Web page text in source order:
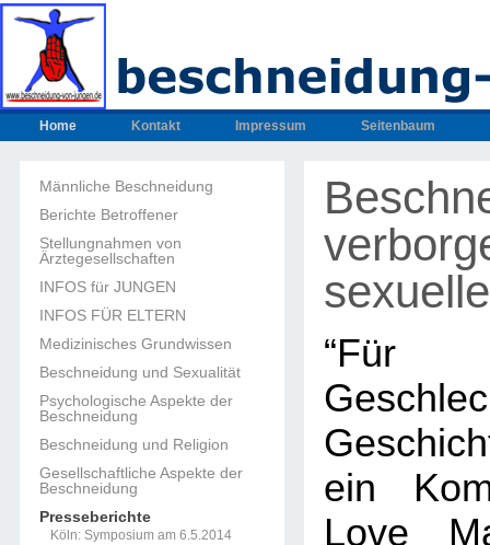
Home Kontakt Impressum Seitenbaum
Männliche Beschneidung
Berichte Betroffener
Stellungnahmen von
Ärztegesellschaften
INFOS für JUNGEN
INFOS FÜR ELTERN
Medizinisches Grundwissen
Beschneidung und Sexualität
Psychologische Aspekte der
Beschneidung
Beschneidung und Religion
Gesellschaftliche Aspekte der
Beschneidung
Presseberichte
Köln: Symposium am 6.5.2014
“Für
ein
Love